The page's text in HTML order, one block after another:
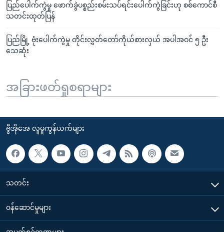
ပြည်ပေါက်ကွဲမှု ဖောက်ခွဲပစ္စည်းစမ်းသပ်ရင်းပေါက်ကွဲခြင်းဟု စစ်ကောင်စီ
သတင်းထုတ်ပြန်
ပြည်မြို့ ဗုံးပေါက်ကွဲမှု တိုင်းလွှတ်တော်ကိုယ်စားလှယ် အပါအဝင် ၅ ဦး
သေဆုံး
အခြားဖတ်ရှုစရာများ
ဗွီအိုအေ လူမှုကွန်ယက်များ
သတင်း
၀န်ဆောင်မှုများ